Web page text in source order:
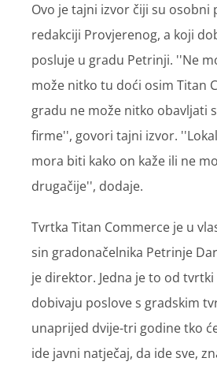
Ovo je tajni izvor čiji su osobni
redakciji Provjerenog, a koji
posluje u gradu Petrinji. ''Ne
može nitko tu doći osim Titan
gradu ne može nitko obavljati
firme'', govori tajni izvor.
mora biti kako on kaže ili ne
drugačije'', dodaje.
Tvrtka Titan Commerce je u
sin gradonačelnika Petrinje
je direktor. Jedna je to od
dobivaju poslove s gradskim
unaprijed dvije-tri godine tko
ide javni natječaj, da ide sve,